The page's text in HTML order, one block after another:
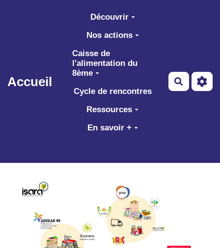
Aller au contenu principal
Accueil
Découvrir
Nos actions
Caisse de
l'alimentation du
8ème
Cycle de rencontres
Ressources
En savoir +